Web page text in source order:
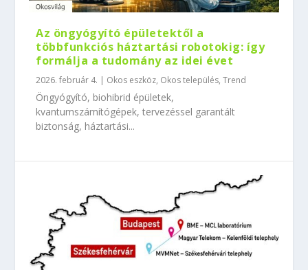
Az öngyógyító épületektől a
többfunkciós háztartási robotokig: így
formálja a tudomány az idei évet
2026. február 4. | Okos eszköz, Okos település,Trend
Öngyógyító, biohibrid épületek,
kvantumszámítógépek, tervezéssel garantált
biztonság, háztartási...